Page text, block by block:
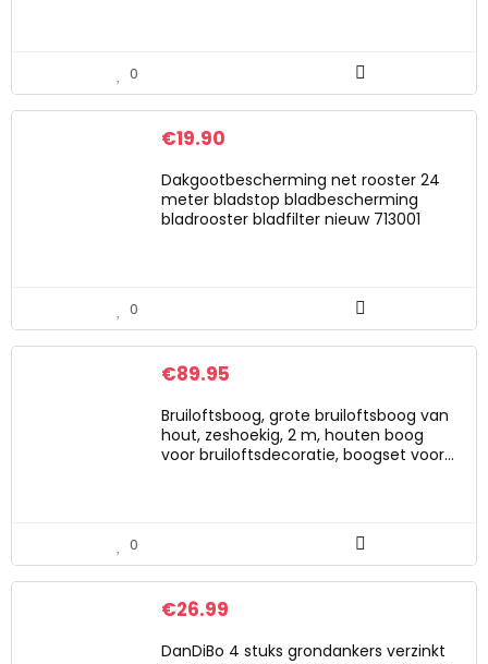
0
€19.90
Dakgootbescherming net rooster 24
meter bladstop bladbescherming
bladrooster bladfilter nieuw 713001
0
€89.95
Bruiloftsboog, grote bruiloftsboog van
hout, zeshoekig, 2 m, houten boog
voor bruiloftsdecoratie, boogset voor…
0
€26.99
DanDiBo 4 stuks grondankers verzinkt